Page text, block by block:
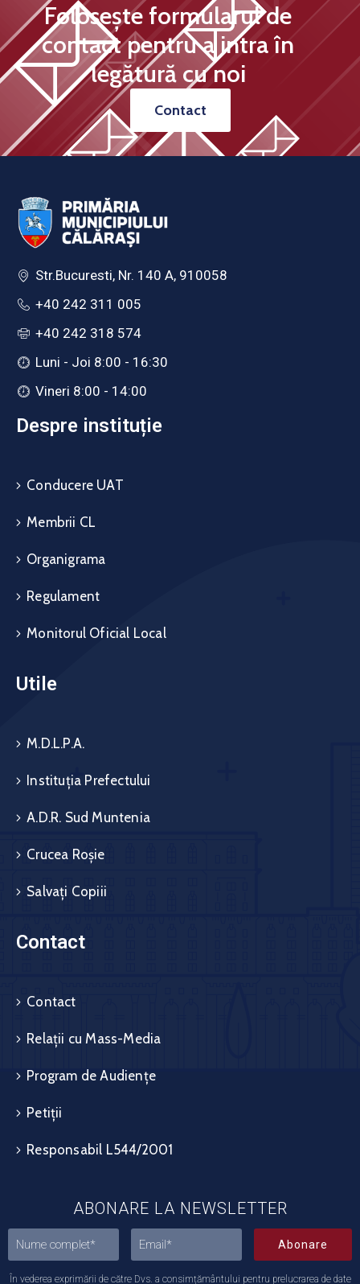
Folosește formularul de
contact pentru a intra în
legătură cu noi
Contact
Str.Bucuresti, Nr. 140 A, 910058
+40 242 311 005
+40 242 318 574
Luni - Joi 8:00 - 16:30
Vineri 8:00 - 14:00
Despre instituție
Conducere UAT
Membrii CL
Organigrama
Regulament
Monitorul Oficial Local
Utile
M.D.L.P.A.
Instituția Prefectului
A.D.R. Sud Muntenia
Crucea Roșie
Salvați Copiii
Contact
Contact
Relații cu Mass-Media
Program de Audiențe
Petiții
Responsabil L544/2001
ABONARE LA NEWSLETTER
Abonare
În vederea exprimării de către Dvs. a consimțământului pentru prelucrarea de date